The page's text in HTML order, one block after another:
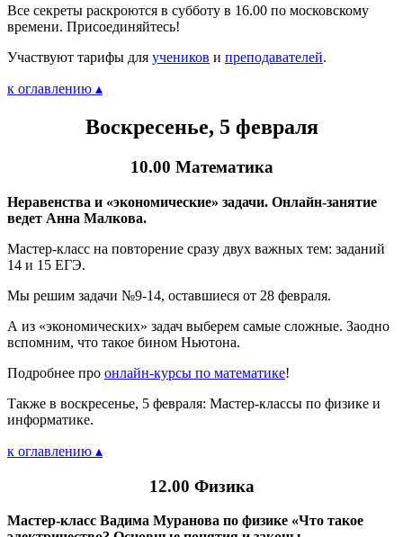
Все секреты раскроются в субботу в 16.00 по московскому
времени. Присоединяйтесь!
Участвуют тарифы для учеников и преподавателей.
к оглавлению ▴
Воскресенье, 5 февраля
10.00 Математика
Неравенства и «экономические» задачи. Онлайн-занятие
ведет Анна Малкова.
Мастер-класс на повторение сразу двух важных тем: заданий
14 и 15 ЕГЭ.
Мы решим задачи №9-14, оставшиеся от 28 февраля.
А из «экономических» задач выберем самые сложные. Заодно
вспомним, что такое бином Ньютона.
Подробнее про онлайн-курсы по математике!
Также в воскресенье, 5 февраля: Мастер-классы по физике и
информатике.
к оглавлению ▴
12.00 Физика
Мастер-класс Вадима Муранова по физике «Что такое